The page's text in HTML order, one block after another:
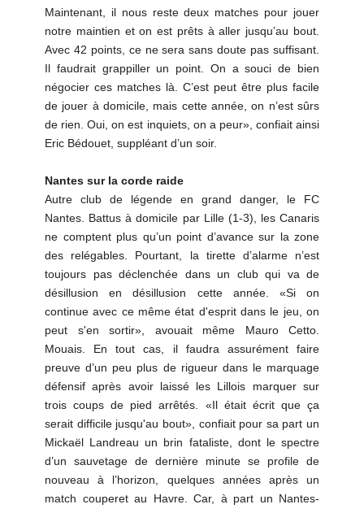
Maintenant, il nous reste deux matches pour jouer
notre maintien et on est prêts à aller jusqu’au bout.
Avec 42 points, ce ne sera sans doute pas suffisant.
Il faudrait grappiller un point. On a souci de bien
négocier ces matches là. C’est peut être plus facile
de jouer à domicile, mais cette année, on n’est sûrs
de rien. Oui, on est inquiets, on a peur», confiait ainsi
Eric Bédouet, suppléant d’un soir.
Nantes sur la corde raide
Autre club de légende en grand danger, le FC
Nantes. Battus à domicile par Lille (1-3), les Canaris
ne comptent plus qu’un point d’avance sur la zone
des relégables. Pourtant, la tirette d’alarme n’est
toujours pas déclenchée dans un club qui va de
désillusion en désillusion cette année. «Si on
continue avec ce même état d'esprit dans le jeu, on
peut s'en sortir», avouait même Mauro Cetto.
Mouais. En tout cas, il faudra assurément faire
preuve d’un peu plus de rigueur dans le marquage
défensif après avoir laissé les Lillois marquer sur
trois coups de pied arrêtés. «Il était écrit que ça
serait difficile jusqu'au bout», confiait pour sa part un
Mickaël Landreau un brin fataliste, dont le spectre
d’un sauvetage de dernière minute se profile de
nouveau à l’horizon, quelques années après un
match couperet au Havre. Car, à part un Nantes-